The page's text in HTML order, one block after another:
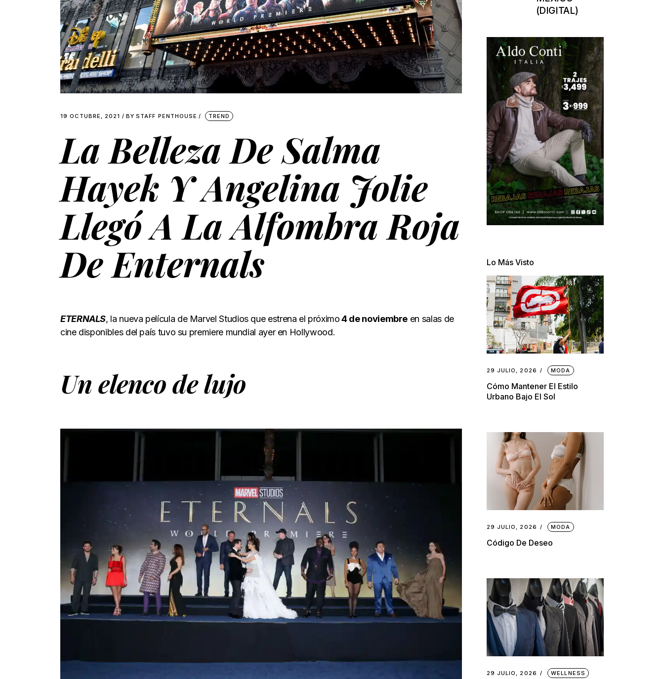
19 OCTUBRE, 2021 BY STAFF PENTHOUSE TREND
La Belleza De Salma
Hayek Y Angelina Jolie
Llegó A La Alfombra Roja
De Enternals
ETERNALS, la nueva película de Marvel Studios que estrena el próximo4 de noviembre en salas de
cine disponibles del país tuvo su premiere mundial ayer en Hollywood.
Un elenco de lujo
(DIGITAL)
Lo Más Visto
29 JULIO, 2026 MODA
Cómo Mantener El Estilo
Urbano Bajo El Sol
29 JULIO, 2026 MODA
Código De Deseo
29 JULIO, 2026 WELLNESS